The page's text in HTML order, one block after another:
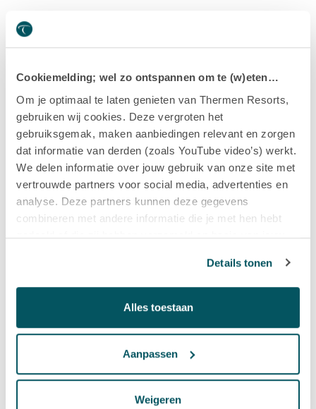
Cookiemelding; wel zo ontspannen om te (w)eten…
Om je optimaal te laten genieten van Thermen Resorts,
gebruiken wij cookies. Deze vergroten het
gebruiksgemak, maken aanbiedingen relevant en zorgen
dat informatie van derden (zoals YouTube video’s) werkt.
We delen informatie over jouw gebruik van onze site met
vertrouwde partners voor social media, advertenties en
analyse. Deze partners kunnen deze gegevens
combineren met andere informatie die je met hen hebt
gedeeld of die zij hebben verzameld op basis van jouw
Details tonen
Alles toestaan
Aanpassen
Weigeren
De Gel & Tonic Cleanser is een olievrije, verhelderende
reinigingsgel en egaliserende gezichtstoner in één. De
huid.
WERKING
De 2-in-1 reinigingsgel ontdoet de onzuivere en vette huid
gegarandeerd van overtollig talg en vermindert dankzij de
antibacteriële werking ook de vorming van nieuwe
huidonzuiverheden. Het zink reguleert de talgproductie,
terwijl extracten van gember, rode druiven en wierook de
huid doen samentrekken. Een eiwittenextract uit moringa-
zaad beschermt de huid tegen schadelijke
Voor een tot diep in de poriën schone huid en een zichtbaar
gematteerd, verhelderd en verfijnd huidbeeld.
De huid kan de daarna aangebrachte verzorgingsproducten